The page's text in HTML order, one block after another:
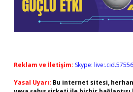
Reklam ve İletişim: Skype:
Yasal Uyarı: Bu internet sitesi,